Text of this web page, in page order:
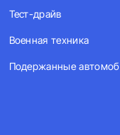
Тест-драйв
Военная техника
Подержанные